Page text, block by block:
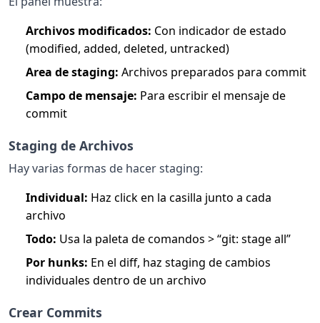
Archivos modificados: Con indicador de estado
(modified, added, deleted, untracked)
Area de staging: Archivos preparados para commit
Campo de mensaje: Para escribir el mensaje de
commit
Staging de Archivos
Hay varias formas de hacer staging:
Individual: Haz click en la casilla junto a cada
archivo
Todo: Usa la paleta de comandos > “git: stage all”
Por hunks: En el diff, haz staging de cambios
individuales dentro de un archivo
Crear Commits